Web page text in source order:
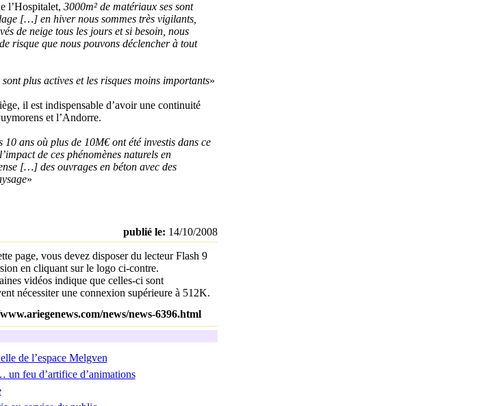
l’Hospitalet, 3000m² de matériaux ses sont
[…] en hiver nous sommes très vigilants,
de neige tous les jours et si besoin, nous
risque que nous pouvons déclencher à tout
plus actives et les risques moins importants»
il est indispensable d’avoir une continuité
et l’Andorre.
ans où plus de 10M€ ont été investis dans ce
de ces phénomènes naturels en
[…] des ouvrages en béton avec des
»
publié le: 14/10/2008
page, vous devez disposer du lecteur Flash 9
en cliquant sur le logo ci-contre.
vidéos indique que celles-ci sont
nécessiter une connexion supérieure à 512K.
news/news-6396.html
de l’espace Melgven
feu d’artifice d’animations